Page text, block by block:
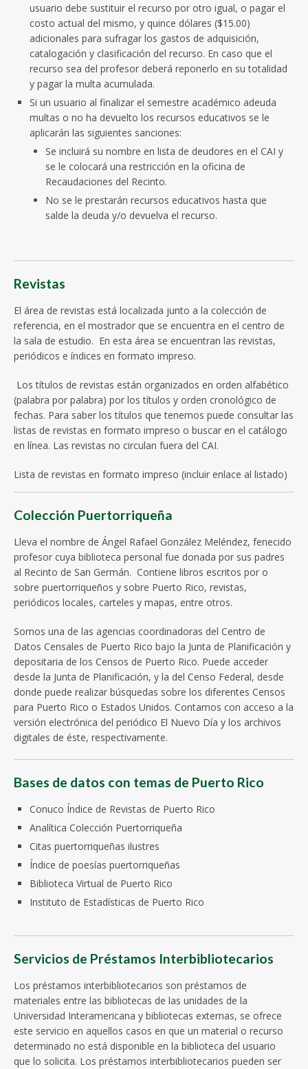
usuario debe sustituir el recurso por otro igual, o pagar el
costo actual del mismo, y quince dólares ($15.00)
adicionales para sufragar los gastos de adquisición,
catalogación y clasificación del recurso. En caso que el
recurso sea del profesor deberá reponerlo en su totalidad
y pagar la multa acumulada.
Si un usuario al finalizar el semestre académico adeuda
multas o no ha devuelto los recursos educativos se le
aplicarán las siguientes sanciones:
Se incluirá su nombre en lista de deudores en el CAI y
se le colocará una restricción en la oficina de
Recaudaciones del Recinto.
No se le prestarán recursos educativos hasta que
salde la deuda y/o devuelva el recurso.
Revistas
El área de revistas está localizada junto a la colección de
referencia, en el mostrador que se encuentra en el centro de
la sala de estudio. En esta área se encuentran las revistas,
periódicos e índices en formato impreso.
Los títulos de revistas están organizados en orden alfabético
(palabra por palabra) por los títulos y orden cronológico de
fechas. Para saber los títulos que tenemos puede consultar las
listas de revistas en formato impreso o buscar en el catálogo
en línea. Las revistas no circulan fuera del CAI.
Lista de revistas en formato impreso (incluir enlace al listado)
Colección Puertorriqueña
Lleva el nombre de Ángel Rafael González Meléndez, fenecido
profesor cuya biblioteca personal fue donada por sus padres
al Recinto de San Germán. Contiene libros escritos por o
sobre puertorriqueños y sobre Puerto Rico, revistas,
periódicos locales, carteles y mapas, entre otros.
Somos una de las agencias coordinadoras del Centro de
Datos Censales de Puerto Rico bajo la Junta de Planificación y
depositaria de los Censos de Puerto Rico. Puede acceder
desde la Junta de Planificación, y la del Censo Federal, desde
donde puede realizar búsquedas sobre los diferentes Censos
para Puerto Rico o Estados Unidos. Contamos con acceso a la
versión electrónica del periódico El Nuevo Día y los archivos
digitales de éste, respectivamente.
Bases de datos con temas de Puerto Rico
Conuco Índice de Revistas de Puerto Rico
Analítica Colección Puertorriqueña
Citas puertorriqueñas ilustres
Índice de poesías puertorriqueñas
Biblioteca Virtual de Puerto Rico
Instituto de Estadísticas de Puerto Rico
Servicios de Préstamos Interbibliotecarios
Los préstamos interbibliotecarios son préstamos de
materiales entre las bibliotecas de las unidades de la
Universidad Interamericana y bibliotecas externas, se ofrece
este servicio en aquellos casos en que un material o recurso
determinado no está disponible en la biblioteca del usuario
que lo solicita. Los préstamos interbibliotecarios pueden ser